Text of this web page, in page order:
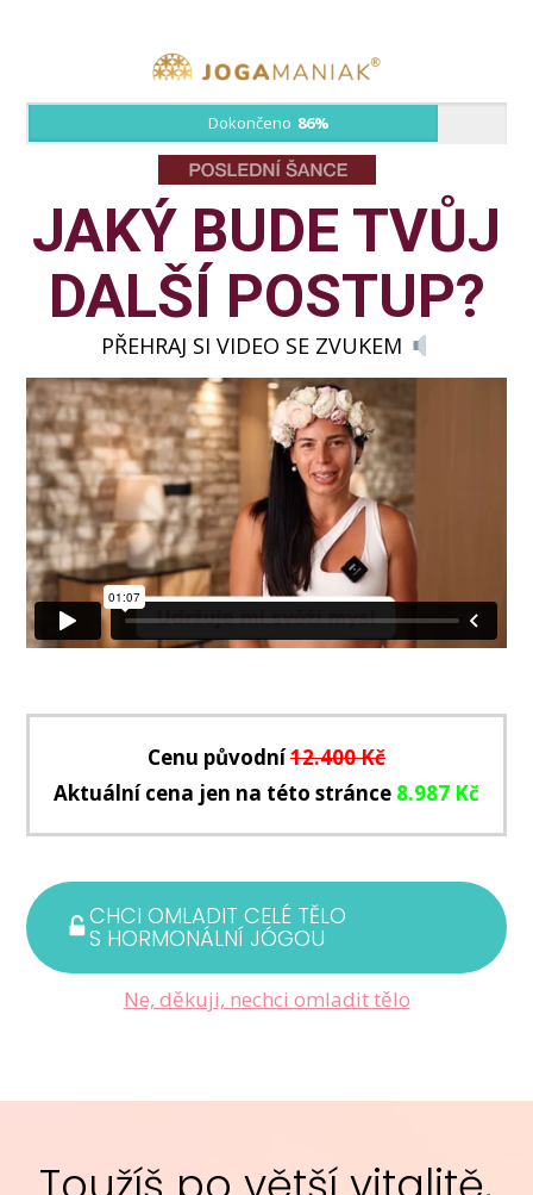
Dokončeno 86%
JAKÝ BUDE TVŮJ
DALŠÍ POSTUP?
PŘEHRAJ SI VIDEO SE ZVUKEM
Cenu původní12.400 Kč
Aktuální cena jen na této stránce 8.987 Kč
CHCI OMLADIT CELÉ TĚLO
S HORMONÁLNÍ JÓGOU
Ne, děkuji, nechci omladit tělo